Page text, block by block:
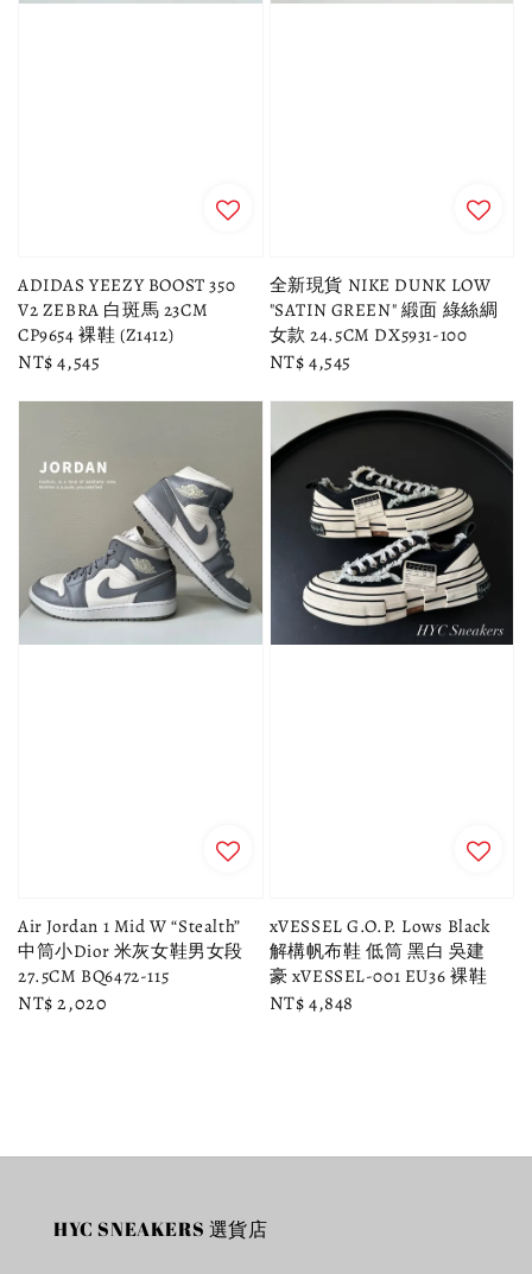
ADIDAS YEEZY BOOST 350
V2 ZEBRA 白斑馬 23CM
CP9654 裸鞋 (Z1412)
Regular
NT$ 4,545
全新現貨 NIKE DUNK LOW
"SATIN GREEN" 緞面 綠絲綢
女款 24.5CM DX5931-100
Regular
NT$ 4,545
Air Jordan 1 Mid W “Stealth”
中筒小Dior 米灰女鞋男女段
27.5CM BQ6472-115
Regular
NT$ 2,020
xVESSEL G.O.P. Lows Black
解構帆布鞋 低筒 黑白 吳建
豪 xVESSEL-001 EU36 裸鞋
Regular
NT$ 4,848
HYC SNEAKERS 選貨店